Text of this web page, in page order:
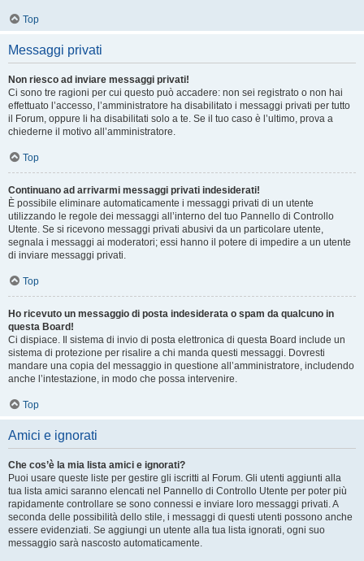
Top
Messaggi privati
Non riesco ad inviare messaggi privati!
Ci sono tre ragioni per cui questo può accadere: non sei registrato o non hai
effettuato l’accesso, l’amministratore ha disabilitato i messaggi privati per tutto
il Forum, oppure li ha disabilitati solo a te. Se il tuo caso è l’ultimo, prova a
chiederne il motivo all’amministratore.
Top
Continuano ad arrivarmi messaggi privati indesiderati!
È possibile eliminare automaticamente i messaggi privati ​​di un utente
utilizzando le regole dei messaggi all’interno del tuo Pannello di Controllo
Utente. Se si ricevono messaggi privati ​​abusivi da un particolare utente,
segnala i messaggi ai moderatori; essi hanno il potere di impedire a un utente
di inviare messaggi privati​​.
Top
Ho ricevuto un messaggio di posta indesiderata o spam da qualcuno in
questa Board!
Ci dispiace. Il sistema di invio di posta elettronica di questa Board include un
sistema di protezione per risalire a chi manda questi messaggi. Dovresti
mandare una copia del messaggio in questione all’amministratore, includendo
anche l’intestazione, in modo che possa intervenire.
Top
Amici e ignorati
Che cos’è la mia lista amici e ignorati?
Puoi usare queste liste per gestire gli iscritti al Forum. Gli utenti aggiunti alla
tua lista amici saranno elencati nel Pannello di Controllo Utente per poter più
rapidamente controllare se sono connessi e inviare loro messaggi privati. A
seconda delle possibilità dello stile, i messaggi di questi utenti possono anche
essere evidenziati. Se aggiungi un utente alla tua lista ignorati, ogni suo
messaggio sarà nascosto automaticamente.